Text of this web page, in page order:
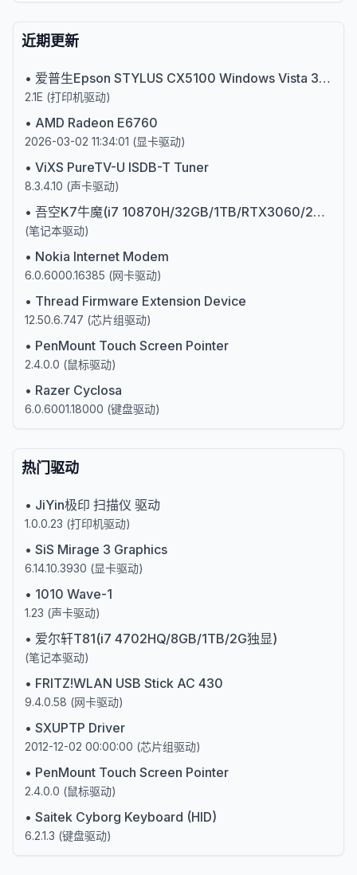
近期更新
• 爱普生Epson STYLUS CX5100 Windows Vista 32位打印机驱动
2.1E (打印机驱动)
• AMD Radeon E6760
2026-03-02 11:34:01 (显卡驱动)
• ViXS PureTV-U ISDB-T Tuner
8.3.4.10 (声卡驱动)
• 吾空K7牛魔(i7 10870H/32GB/1TB/RTX3060/240Hz)第十代英特尔酷睿i7
(笔记本驱动)
• Nokia Internet Modem
6.0.6000.16385 (网卡驱动)
• Thread Firmware Extension Device
12.50.6.747 (芯片组驱动)
• PenMount Touch Screen Pointer
2.4.0.0 (鼠标驱动)
• Razer Cyclosa
6.0.6001.18000 (键盘驱动)
热门驱动
• JiYin极印 扫描仪 驱动
1.0.0.23 (打印机驱动)
• SiS Mirage 3 Graphics
6.14.10.3930 (显卡驱动)
• 1010 Wave-1
1.23 (声卡驱动)
• 爱尔轩T81(i7 4702HQ/8GB/1TB/2G独显)
(笔记本驱动)
• FRITZ!WLAN USB Stick AC 430
9.4.0.58 (网卡驱动)
• SXUPTP Driver
2012-12-02 00:00:00 (芯片组驱动)
• PenMount Touch Screen Pointer
2.4.0.0 (鼠标驱动)
• Saitek Cyborg Keyboard (HID)
6.2.1.3 (键盘驱动)